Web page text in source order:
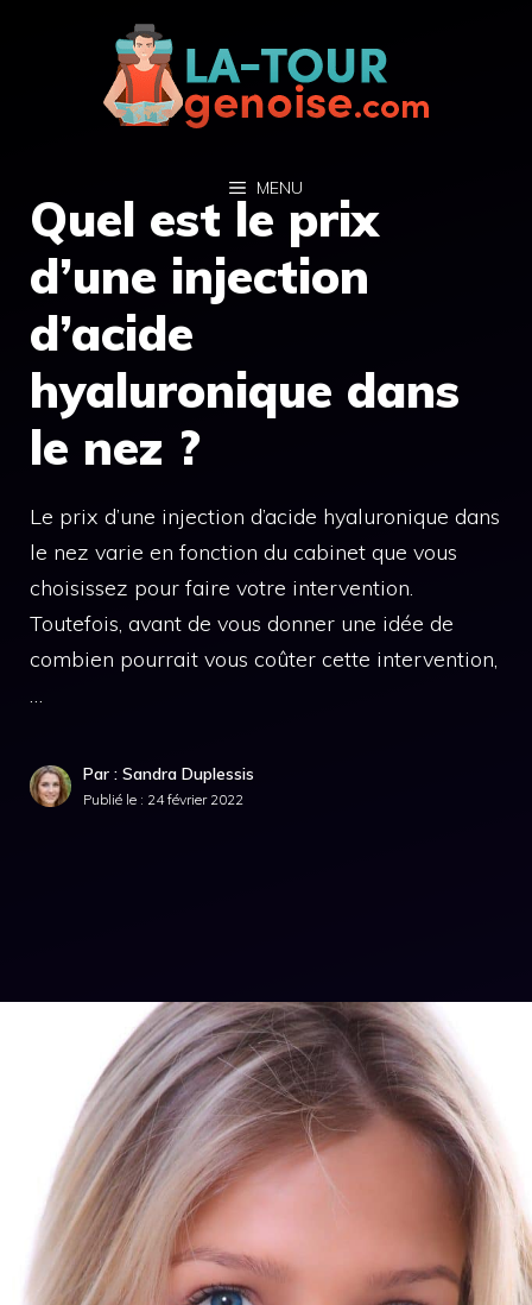
MENU
Quel est le prix
d’une injection
d’acide
hyaluronique dans
le nez ?
Le prix d’une injection d’acide hyaluronique dans
le nez varie en fonction du cabinet que vous
choisissez pour faire votre intervention.
Toutefois, avant de vous donner une idée de
combien pourrait vous coûter cette intervention,
…
Par : Sandra Duplessis
Publié le : 24 février 2022